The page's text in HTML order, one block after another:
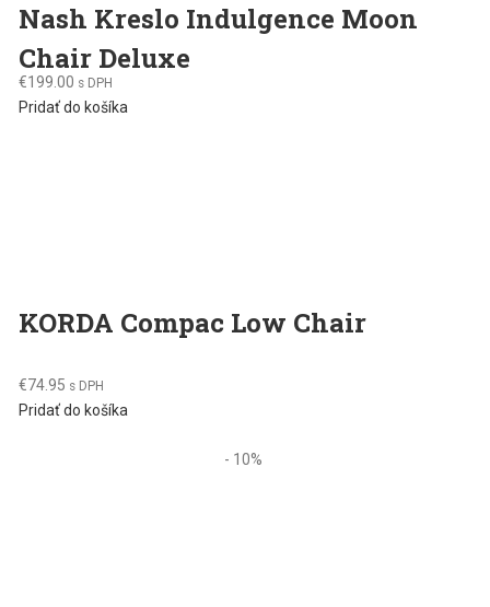
Nash Kreslo Indulgence Moon
Chair Deluxe
€199.00 s DPH
Pridať do košíka
KORDA Compac Low Chair
€74.95 s DPH
Pridať do košíka
- 10%